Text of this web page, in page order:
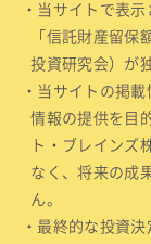
・当サイトで表
「信託財産留保
投資研究会）が
・当サイトの掲
情報の提供を目
ト・ブレインズ
なく、将来の成
ん。
・最終的な投資